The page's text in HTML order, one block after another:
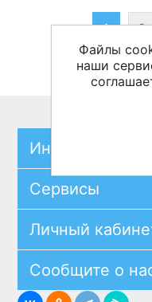
1 2
Информация
Сервисы
Личный
Сообщите о
Файлы
наши